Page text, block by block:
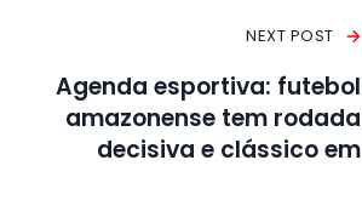
NEXT POST
Agenda esportiva: futebol
amazonense tem rodada
decisiva e clássico em